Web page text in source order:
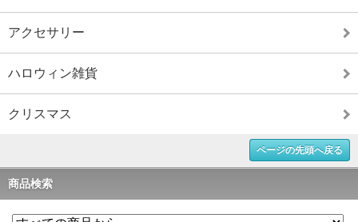
アクセサリー
ハロウィン雑貨
クリスマス
ページの先頭へ戻る
商品検索